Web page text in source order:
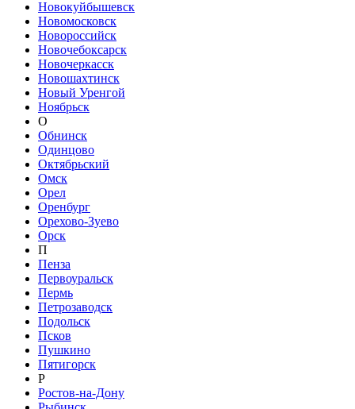
Новокуйбышевск
Новомосковск
Новороссийск
Новочебоксарск
Новочеркасск
Новошахтинск
Новый Уренгой
Ноябрьск
О
Обнинск
Одинцово
Октябрьский
Омск
Орел
Оренбург
Орехово-Зуево
Орск
П
Пенза
Первоуральск
Пермь
Петрозаводск
Подольск
Псков
Пушкино
Пятигорск
Р
Ростов-на-Дону